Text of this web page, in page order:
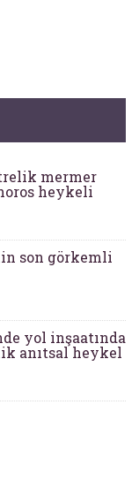
mermer
heykeli
son görkemli
yol inşaatında
anıtsal heykel